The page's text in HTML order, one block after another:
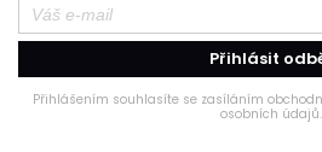
Přihlásit
Přihlášením souhlasíte se zasíláním
osobních údajů.